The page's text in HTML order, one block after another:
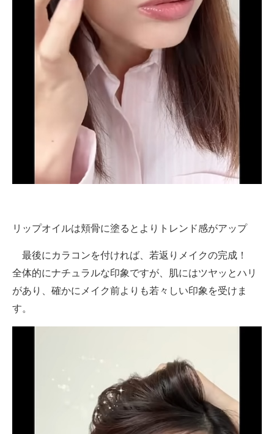
リップオイルは頬骨に塗るとよりトレンド感がアップ
最後にカラコンを付ければ、若返りメイクの完成！
全体的にナチュラルな印象ですが、肌にはツヤッとハリ
があり、確かにメイク前よりも若々しい印象を受けま
す。